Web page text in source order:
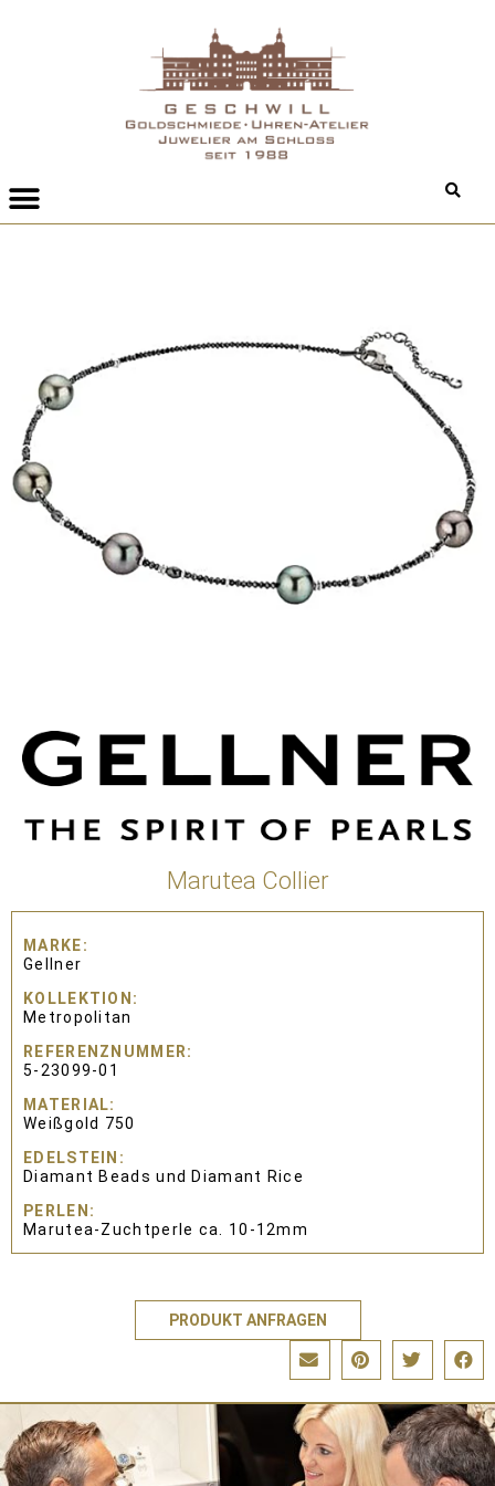
Marutea Collier
MARKE
Gellner
KOLLEKTION
Metropolitan
REFERENZNUMMER
5-23099-01
MATERIAL
Weißgold 750
EDELSTEIN
Diamant Beads und Diamant Rice
PERLEN
Marutea-Zuchtperle ca. 10-12mm
PRODUKT ANFRAGEN